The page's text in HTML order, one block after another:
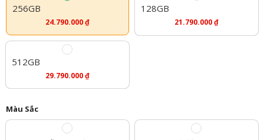
256GB
24.790.000₫
128GB
21.790.000₫
512GB
29.790.000₫
Màu Sắc